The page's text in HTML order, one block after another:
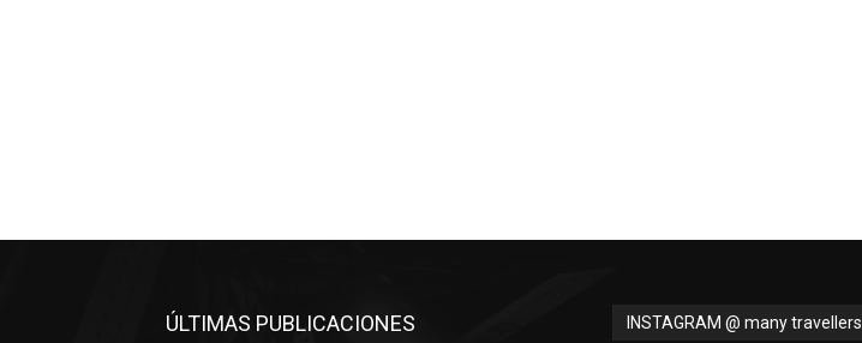
ÚLTIMAS PUBLICACIONES INSTAGRAM @ many travellers